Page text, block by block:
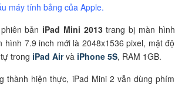
máy tính bảng của Apple.
bản iPad Mini 2013trang bị màn hình
7.9 inch mới là 2048x1536 pixel, mật độ
trong iPad Airvà iPhone 5S, RAM 1GB.
thành hiện thực, iPad Mini 2 vẫn dùng phím